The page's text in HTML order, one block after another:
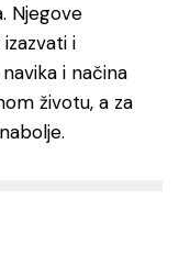
Njegove
i
i načina
životu, a za